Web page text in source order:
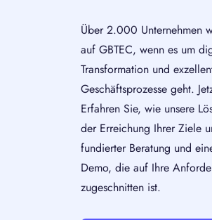
Über 2.000 Unternehmen
auf GBTEC, wenn es um
Transformation und
Geschäftsprozesse geht.
Erfahren Sie, wie unsere
der Erreichung Ihrer Ziele
fundierter Beratung und
Demo, die auf Ihre
zugeschnitten ist.